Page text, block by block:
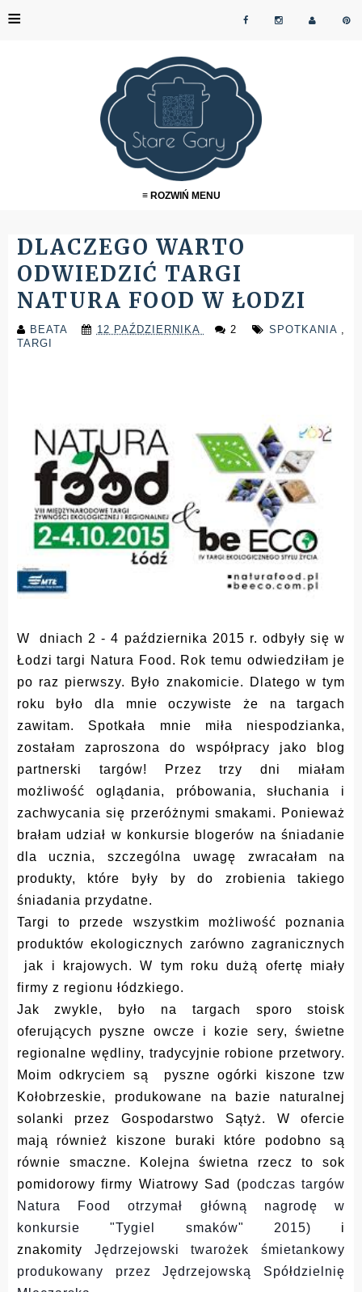
≡
≡ ROZWIŃ MENU
DLACZEGO WARTO
ODWIEDZIĆ TARGI
NATURA FOOD W ŁODZI
BEATA 12 PAŹDZIERNIKA 2 SPOTKANIA ,
TARGI
W dniach 2 - 4 października 2015 r. odbyły się w
Łodzi targi Natura Food. Rok temu odwiedziłam je
po raz pierwszy. Było znakomicie. Dlatego w tym
roku było dla mnie oczywiste że na targach
zawitam. Spotkała mnie miła niespodzianka,
zostałam zaproszona do współpracy jako blog
partnerski targów! Przez trzy dni miałam
możliwość oglądania, próbowania, słuchania i
zachwycania się przeróżnymi smakami. Ponieważ
brałam udział w konkursie blogerów na śniadanie
dla ucznia, szczególna uwagę zwracałam na
produkty, które były by do zrobienia takiego
śniadania przydatne.
Targi to przede wszystkim możliwość poznania
produktów ekologicznych zarówno zagranicznych
jak i krajowych. W tym roku dużą ofertę miały
firmy z regionu łódzkiego.
Jak zwykle, było na targach sporo stoisk
oferujących pyszne owcze i kozie sery, świetne
regionalne wędliny, tradycyjnie robione przetwory.
Moim odkryciem są pyszne ogórki kiszone tzw
Kołobrzeskie, produkowane na bazie naturalnej
solanki przez Gospodarstwo Sątyż. W ofercie
mają również kiszone buraki które podobno są
równie smaczne. Kolejna świetna rzecz to sok
pomidorowy firmy Wiatrowy Sad (podczas targów
Natura Food otrzymał główną nagrodę w
konkursie "Tygiel smaków" 2015)
i
znakomity Jędrzejowski twarożek śmietankowy
produkowany przez Jędrzejowską Spółdzielnię